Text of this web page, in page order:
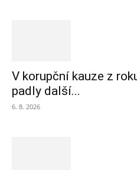
V korupční kauze z
padly další...
6. 8. 2026